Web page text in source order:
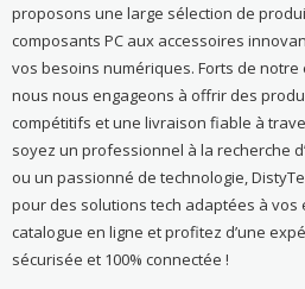
proposons une large sélection de
composants PC aux accessoires
vos besoins numériques. Forts de
nous nous engageons à offrir des
compétitifs et une livraison fiable à
soyez un professionnel à la recherche
ou un passionné de technologie,
pour des solutions tech adaptées à vos
catalogue en ligne et profitez d’une
sécurisée et 100% connectée !